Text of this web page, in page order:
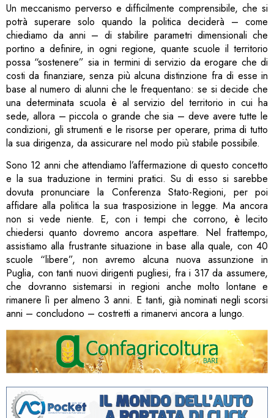
Un meccanismo perverso e difficilmente comprensibile, che si
potrà superare solo quando la politica deciderà – come
chiediamo da anni – di stabilire parametri dimensionali che
portino a definire, in ogni regione, quante scuole il territorio
possa “sostenere” sia in termini di servizio da erogare che di
costi da finanziare, senza più alcuna distinzione fra di esse in
base al numero di alunni che le frequentano: se si decide che
una determinata scuola è al servizio del territorio in cui ha
sede, allora – piccola o grande che sia – deve avere tutte le
condizioni, gli strumenti e le risorse per operare, prima di tutto
la sua dirigenza, da assicurare nel modo più stabile possibile.
Sono 12 anni che attendiamo l’affermazione di questo concetto
e la sua traduzione in termini pratici. Su di esso si sarebbe
dovuta pronunciare la Conferenza Stato-Regioni, per poi
affidare alla politica la sua trasposizione in legge. Ma ancora
non si vede niente. E, con i tempi che corrono, è lecito
chiedersi quanto dovremo ancora aspettare. Nel frattempo,
assistiamo alla frustrante situazione in base alla quale, con 40
scuole “libere”, non avremo alcuna nuova assunzione in
Puglia, con tanti nuovi dirigenti pugliesi, fra i 317 da assumere,
che dovranno sistemarsi in regioni anche molto lontane e
rimanere lì per almeno 3 anni. E tanti, già nominati negli scorsi
anni – concludono – costretti a rimanervi ancora a lungo.